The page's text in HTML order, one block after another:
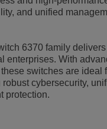
le secteur du transport
entreprises
et sécurité
d'ALE
and unified
6370 family
enterprises. With
switches are ideal
cybersecurity,
protection.